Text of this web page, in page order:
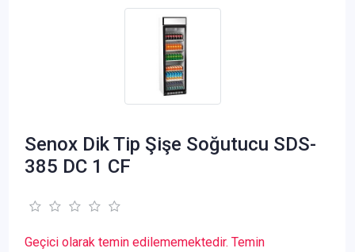
Senox Dik Tip Şişe Soğutucu SDS-
385 DC 1 CF
Geçici olarak temin edilememektedir. Temin